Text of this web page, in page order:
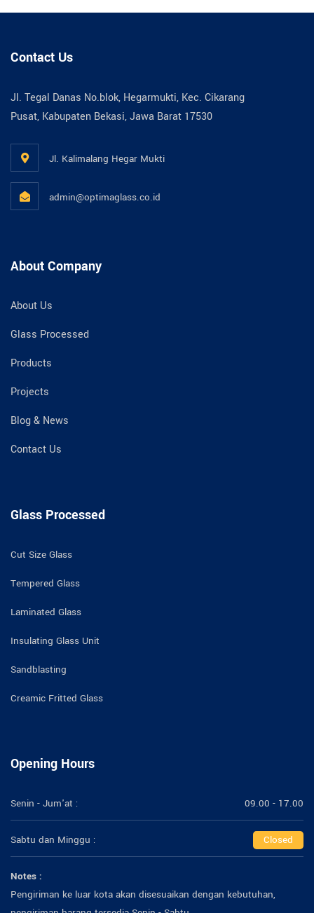
Contact Us
Jl. Tegal Danas No.blok, Hegarmukti, Kec. Cikarang
Pusat, Kabupaten Bekasi, Jawa Barat 17530
Jl. Kalimalang Hegar Mukti
admin@optimaglass.co.id
About Company
About Us
Glass Processed
Products
Projects
Blog & News
Contact Us
Glass Processed
Cut Size Glass
Tempered Glass
Laminated Glass
Insulating Glass Unit
Sandblasting
Creamic Fritted Glass
Opening Hours
Senin - Jum'at : 09.00 - 17.00
Sabtu dan Minggu : Closed
Notes :
Pengiriman ke luar kota akan disesuaikan dengan kebutuhan,